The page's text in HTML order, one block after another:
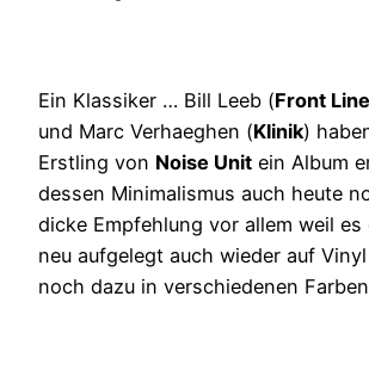
Ein Klassiker … Bill Leeb (Front
und Marc Verhaeghen (Klinik)
Erstling von Noise Unit ein Album
dessen Minimalismus auch heute
dicke Empfehlung vor allem weil es
neu aufgelegt auch wieder auf
noch dazu in verschiedenen Farben